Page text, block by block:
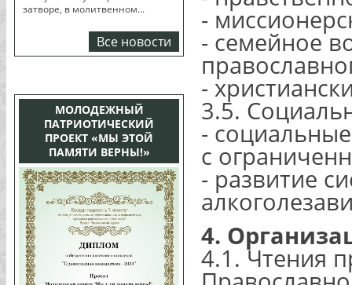
затворе, в молитвенном...
Все новости
МОЛОДЕЖНЫЙ
ПАТРИОТИЧЕСКИЙ
ПРОЕКТ «МЫ ЭТОЙ
ПАМЯТИ ВЕРНЫ!»
-
- семейное
-
3.5.
-
с
- развитие
4.
4.1. Чтения